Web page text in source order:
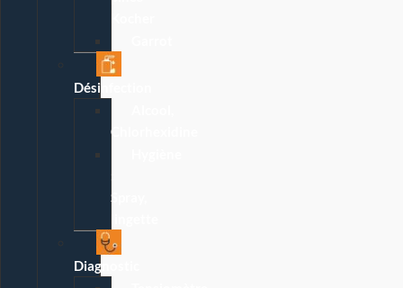
Désinfection
Chlorhexidine
Spray,
Diagnostic